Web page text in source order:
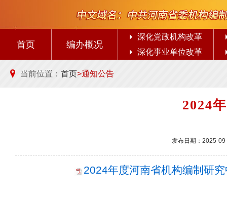
首页 编办概况
深化党政机构改革
深化事业单位改革
当前位置： 首页>通知公告
2024
发布日期：2025-
2024年度河南省机构编制研